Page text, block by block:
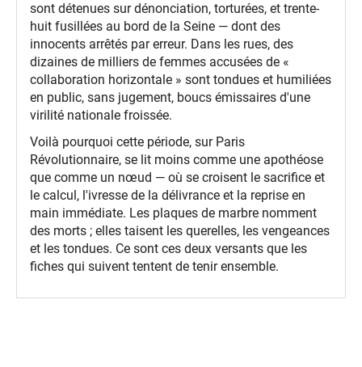
sont détenues sur dénonciation, torturées, et trente-
huit fusillées au bord de la Seine — dont des
innocents arrêtés par erreur. Dans les rues, des
dizaines de milliers de femmes accusées de «
collaboration horizontale » sont tondues et humiliées
en public, sans jugement, boucs émissaires d'une
virilité nationale froissée.
Voilà pourquoi cette période, sur Paris
Révolutionnaire, se lit moins comme une apothéose
que comme un nœud — où se croisent le sacrifice et
le calcul, l'ivresse de la délivrance et la reprise en
main immédiate. Les plaques de marbre nomment
des morts ; elles taisent les querelles, les vengeances
et les tondues. Ce sont ces deux versants que les
fiches qui suivent tentent de tenir ensemble.